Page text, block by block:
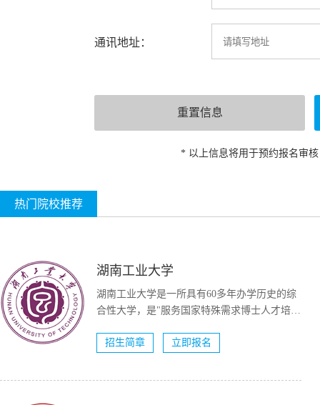
通讯地址：
* 以上信息将用于预约报名审
热门院校推荐
湖南工业大学
湖南工业大学是一所具有60多年办学历史的综
合性大学，是"服务国家特殊需求博士人才培养
招生简章
立即报名